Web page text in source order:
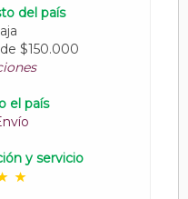
del país
$150.000
el país
y servicio